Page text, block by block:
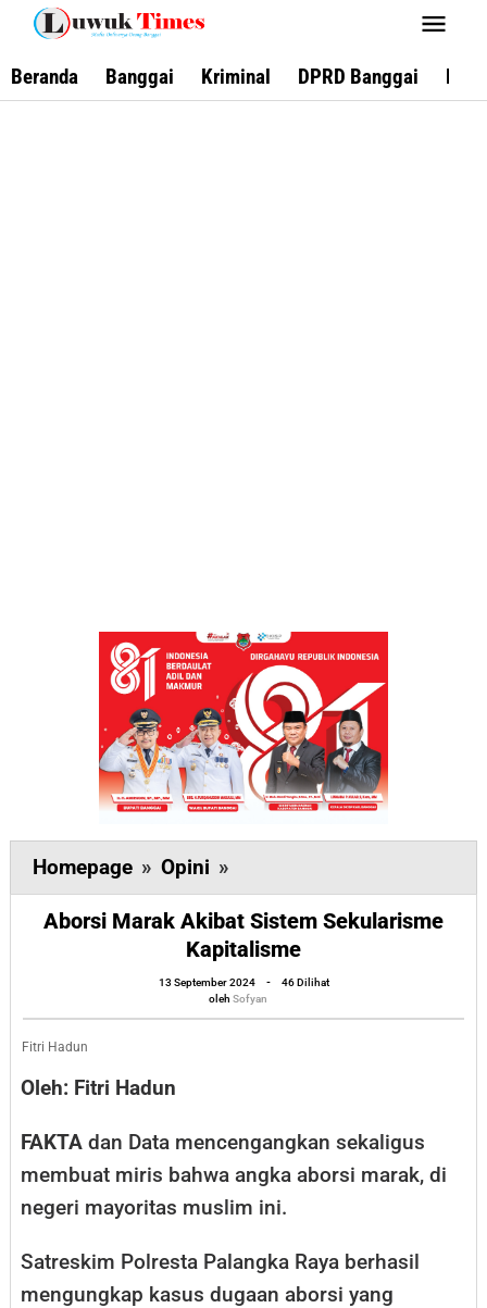
Lewati
konten
Beranda Banggai Kriminal DPRD Banggai
Homepage » Opini »
Marak
Akibat
Sistem
Sekularisme
Kapitalisme
Aborsi Marak Akibat Sistem Sekularisme
Kapitalisme
13 September 2024
oleh
Sofyan
-
46 Dilihat
oleh Sofyan
Fitri Hadun
Oleh: Fitri Hadun
FAKTA dan Data mencengangkan sekaligus
membuat miris bahwa angka aborsi marak, di
negeri mayoritas muslim ini.
Satreskim Polresta Palangka Raya berhasil
mengungkap kasus dugaan aborsi yang